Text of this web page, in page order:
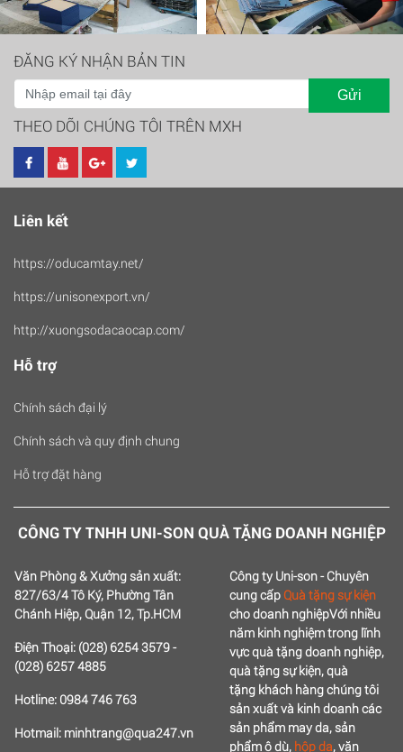
ĐĂNG KÝ NHẬN BẢN TIN
Gửi
THEO DÕI CHÚNG TÔI TRÊN MXH
Liên kết
https://oducamtay.net/
https://unisonexport.vn/
http://xuongsodacaocap.com/
Hỗ trợ
Chính sách đại lý
Chính sách và quy định chung
Hỗ trợ đặt hàng
CÔNG TY TNHH UNI-SON QUÀ TẶNG DOANH NGHIỆP
Văn Phòng & Xưởng sản xuất:
827/63/4 Tô Ký, Phường Tân
Chánh Hiệp, Quận 12, Tp.HCM
Điện Thoại: (028) 6254 3579 -
(028) 6257 4885
Hotline: 0984 746 763
Hotmail: minhtrang@qua247.vn
Công ty Uni-son - Chuyên
cung cấp Quà tặng sự kiện
cho doanh nghiệpVới nhiều
năm kinh nghiệm trong lĩnh
vực quà tặng doanh nghiệp,
quà tặng sự kiện, quà
tặng khách hàng chúng tôi
sản xuất và kinh doanh các
sản phẩm may da, sản
phẩm ô dù, hộp da, văn